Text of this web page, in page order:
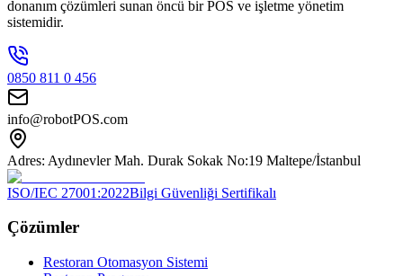
donanım çözümleri sunan öncü bir POS ve işletme yönetim
sistemidir.
0850 811 0 456
info@robotPOS.com
Adres: Aydınevler Mah. Durak Sokak No:19 Maltepe/İstanbul
ISO/IEC 27001:2022Bilgi Güvenliği Sertifikalı
Çözümler
Restoran Otomasyon Sistemi